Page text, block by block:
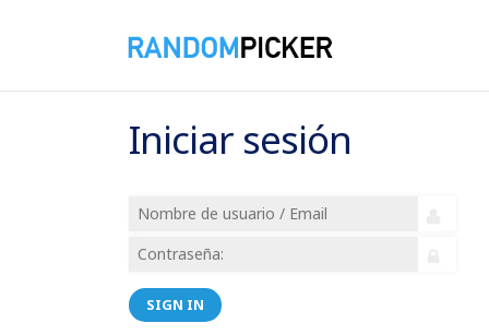
Iniciar sesión
SIGN IN